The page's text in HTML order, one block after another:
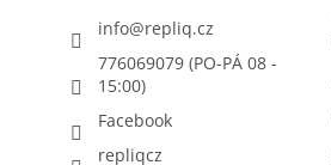
info@repliq.cz
776069079 (PO-PÁ 08 -
15:00)
Facebook
repliqcz